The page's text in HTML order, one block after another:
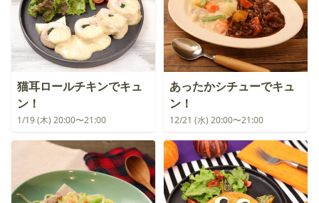
猫耳ロールチキンでキュ
ン！
1/19 (木) 20:00〜21:00
あったかシチューでキュ
ン！
12/21 (水) 20:00〜21:00